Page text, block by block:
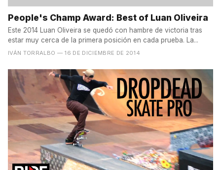
People's Champ Award: Best of Luan Oliveira
Este 2014 Luan Oliveira se quedó con hambre de victoria tras
estar muy cerca de la primera posición en cada prueba. La...
IVÁN TORRALBO — 16 DE DICIEMBRE DE 2014